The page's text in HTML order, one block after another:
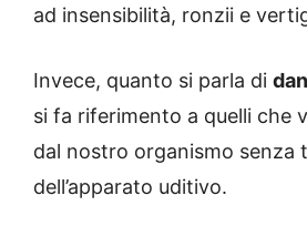
ad insensibilità, ronzii e
Invece, quanto si parla di
si fa riferimento a quelli che
dal nostro organismo senza
dell’apparato uditivo.